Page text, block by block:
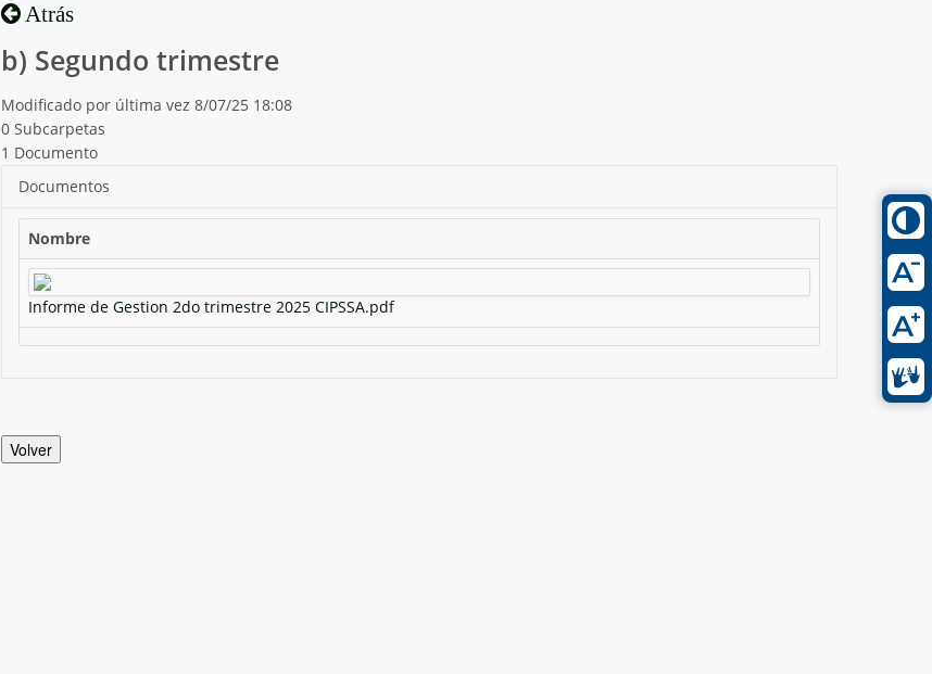
Atrás
b) Segundo trimestre
Modificado por última vez 8/07/25 18:08
0 Subcarpetas
1 Documento
Documentos
Nombre
Informe de Gestion 2do trimestre 2025 CIPSSA.pdf
Volver